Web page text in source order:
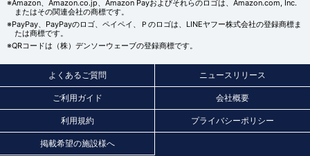
※Amazon、Amazon.co.jp、Amazon Payおよびそれらのロゴは、Amazon.com, Inc.
またはその関連会社の商標です。
※PayPay、PayPayのロゴ、ペイペイ、Ｐのロゴは、LINEヤフー株式会社の登録商標ま
たは商標です。
※QRコードは（株）デンソーウェーブの登録商標です。
よくあるご質問 ニュースリリース
ご利用ガイド 会社概要
利用規約 プライバシーポリシー
掲載希望の施設様へ